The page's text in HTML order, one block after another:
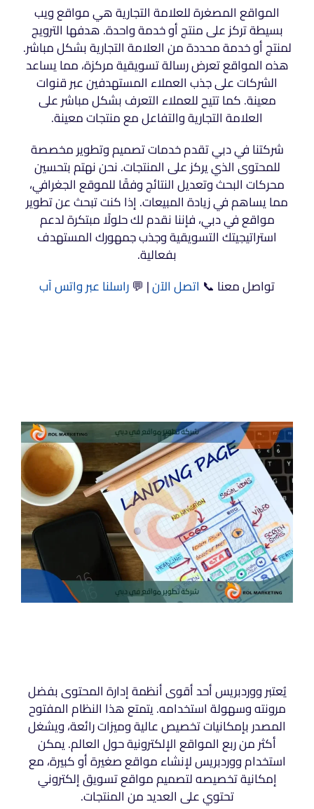
المواقع المصغرة للعلامة التجارية هي مواقع ويب
بسيطة تركز على منتج أو خدمة واحدة. هدفها الترويج
لمنتج أو خدمة محددة من العلامة التجارية بشكل مباشر.
هذه المواقع تعرض رسالة تسويقية مركزة، مما يساعد
الشركات على جذب العملاء المستهدفين عبر قنوات
معينة. كما تتيح للعملاء التعرف بشكل مباشر على
العلامة التجارية والتفاعل مع منتجات معينة.
شركتنا في دبي تقدم خدمات تصميم وتطوير مخصصة
للمحتوى الذي يركز على المنتجات. نحن نهتم بتحسين
محركات البحث وتعديل النتائج وفقًا للموقع الجغرافي،
مما يساهم في زيادة المبيعات. إذا كنت تبحث عن تطوير
مواقع في دبي، فإننا نقدم لك حلولًا مبتكرة لدعم
استراتيجيتك التسويقية وجذب جمهورك المستهدف
بفعالية.
تواصل معنا 📞 اتصل الآن| 💬راسلنا عبر واتس آب
يُعتبر ووردبريس أحد أقوى أنظمة إدارة المحتوى بفضل
مرونته وسهولة استخدامه. يتمتع هذا النظام المفتوح
المصدر بإمكانيات تخصيص عالية وميزات رائعة، ويشغل
أكثر من ربع المواقع الإلكترونية حول العالم. يمكن
استخدام ووردبريس لإنشاء مواقع صغيرة أو كبيرة، مع
إمكانية تخصيصه لتصميم مواقع تسويق إلكتروني
تحتوي على العديد من المنتجات.